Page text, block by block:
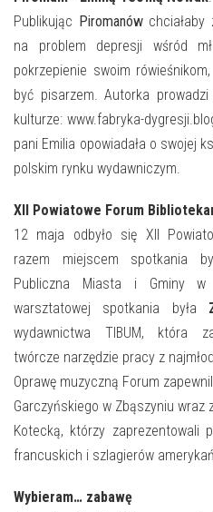
Publikując Piromanówchciałaby
na problem depresji wśród
pokrzepienie swoim
być pisarzem. Autorka
kulturze: www.fabryka-
pani Emilia opowiadała o swojej
polskim rynku wydawniczym.
XII Powiatowe Forum
12 maja odbyło się XII
razem miejscem spotkania
Publiczna Miasta i Gminy w
warsztatowej spotkania była
wydawnictwa TIBUM, która
twórcze narzędzie pracy z
Oprawę muzyczną Forum
Garczyńskiego w Zbąszyniu wraz
Kotecką, którzy zaprezentowali
francuskich i szlagierów
Wybieram… zabawę